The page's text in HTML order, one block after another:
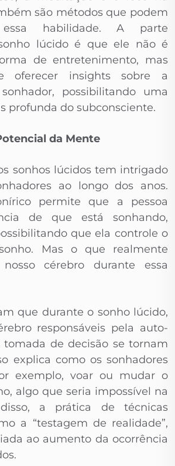
são métodos que podem
essa habilidade. A parte
lúcido é que ele não é
de entretenimento, mas
oferecer insights sobre a
possibilitando uma
profunda do subconsciente.
da Mente
sonhos lúcidos tem intrigado
ao longo dos anos.
permite que a pessoa
de que está sonhando,
que ela controle o
Mas o que realmente
cérebro durante essa
que durante o sonho lúcido,
responsáveis pela auto-
tomada de decisão se tornam
explica como os sonhadores
exemplo, voar ou mudar o
algo que seria impossível na
a prática de técnicas
a “testagem de realidade”,
ao aumento da ocorrência